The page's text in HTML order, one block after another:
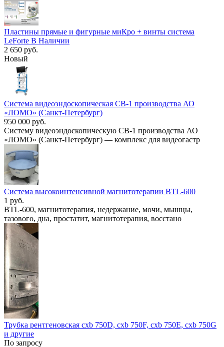
Пластины прямые и фигурные миКро + винты система
LeForte В Наличии
2 650 руб.
Новый
Система видеоэндоскопическая СВ-1 производства АО
«ЛОМО» (Санкт-Петербург)
950 000 руб.
Систему видеоэндоскопическую СВ-1 производства АО
«ЛОМО» (Санкт-Петербург) — комплекс для видеогастр
Система высокоинтенсивной магнитотерапии BTL-600
1 руб.
BTL-600, магнитотерапия, недержание, мочи, мышцы,
тазового, дна, простатит, магнитотерапия, восстано
Трубка рентгеновская сxb 750D, сxb 750F, сxb 750E, сxb 750G
и другие
По запросу